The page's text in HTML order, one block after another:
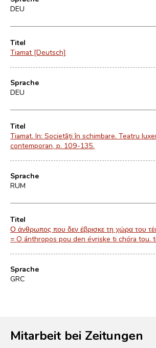
DEU
Titel
Tiamat [Deutsch]
Sprache
DEU
Titel
Tiamat. In: Societăţi în schimbare. Teatru
contemporan, p. 109-135.
Sprache
RUM
Titel
Ο άνθρωπος που δεν έβρισκε τη χώρα του
= O ánthropos pou den évriske ti chóra tou.
Sprache
GRC
Mitarbeit bei Zeitungen